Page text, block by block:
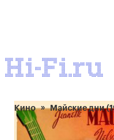
Кино Майские дни